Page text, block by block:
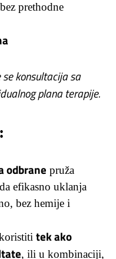
bez prethodne
konsultacija sa
plana terapije.
odbrane pruža
efikasno uklanja
bez hemije i
tek ako
, ili u kombinaciji,